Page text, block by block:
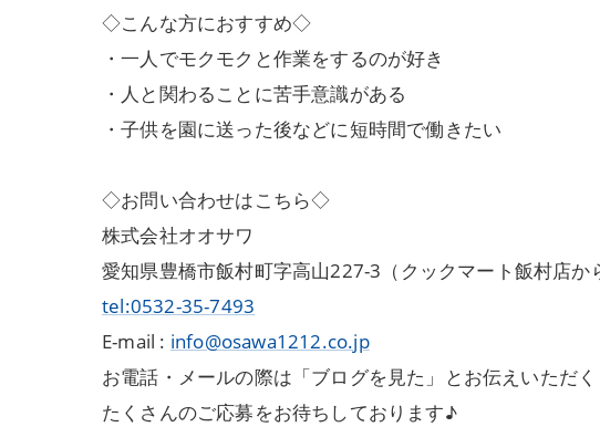
◇こんな方におすすめ◇
・一人でモクモクと作業をするのが好き
・人と関わることに苦手意識がある
・子供を園に送った後などに短時間で働きたい
◇お問い合わせはこちら◇
株式会社オオサワ
愛知県豊橋市飯村町字高山227-3（クックマート飯村店か
tel:0532-35-7493
E-mail : info@osawa1212.co.jp
お電話・メールの際は「ブログを見た」とお伝えいただく
たくさんのご応募をお待ちしております♪